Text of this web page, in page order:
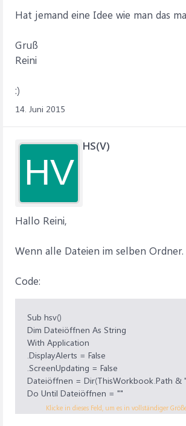
Hat jemand eine Idee wie man das
Gruß
Reini
:)
14. Juni 2015
HV
HS(V)
Hallo Reini,
Wenn alle Dateien im selben Ordner.
Code:
Sub hsv()
Dim Dateiöffnen As String
With Application
.DisplayAlerts = False
.ScreenUpdating = False
Dateiöffnen = Dir(ThisWorkbook.Path &
Do Until Dateiöffnen = ""
If Dateiöffnen ThisWorkbook.Name Then
Klicke in dieses Feld, um es in vollständiger